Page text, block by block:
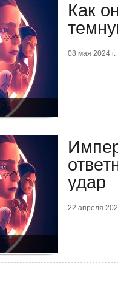
Как
08 мая 2024 г.
удар
22 апреля